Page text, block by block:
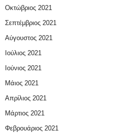
Οκτώβριος 2021
Σεπτέμβριος 2021
Αύγουστος 2021
Ιούλιος 2021
Ιούνιος 2021
Μάιος 2021
Απρίλιος 2021
Μάρτιος 2021
Φεβρουάριος 2021